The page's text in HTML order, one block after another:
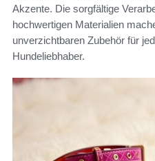
Akzente. Die sorgfältige
hochwertigen Materialien
unverzichtbaren Zubehör für
Hundeliebhaber.